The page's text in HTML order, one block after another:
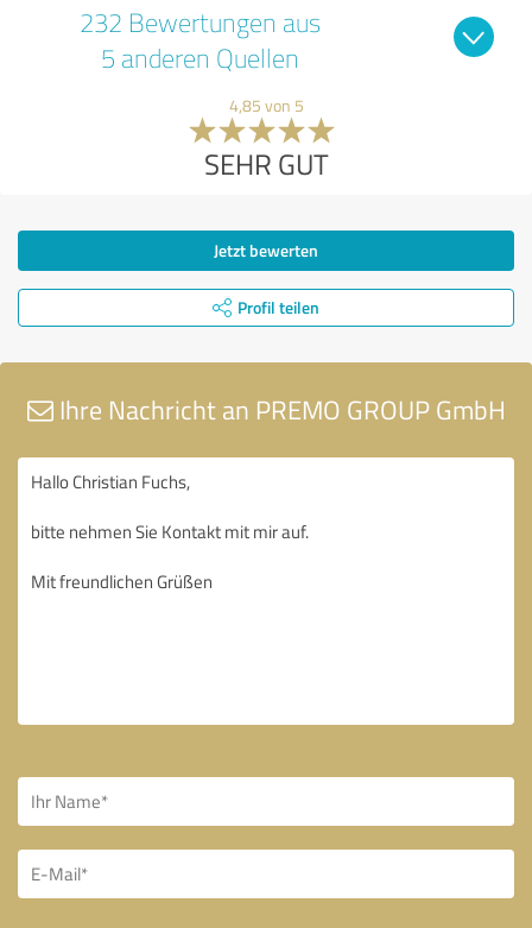
232 Bewertungen aus
5 anderen Quellen
4,85 von 5
SEHR GUT
Jetzt bewerten
Profil teilen
Ihre Nachricht an PREMO GROUP GmbH